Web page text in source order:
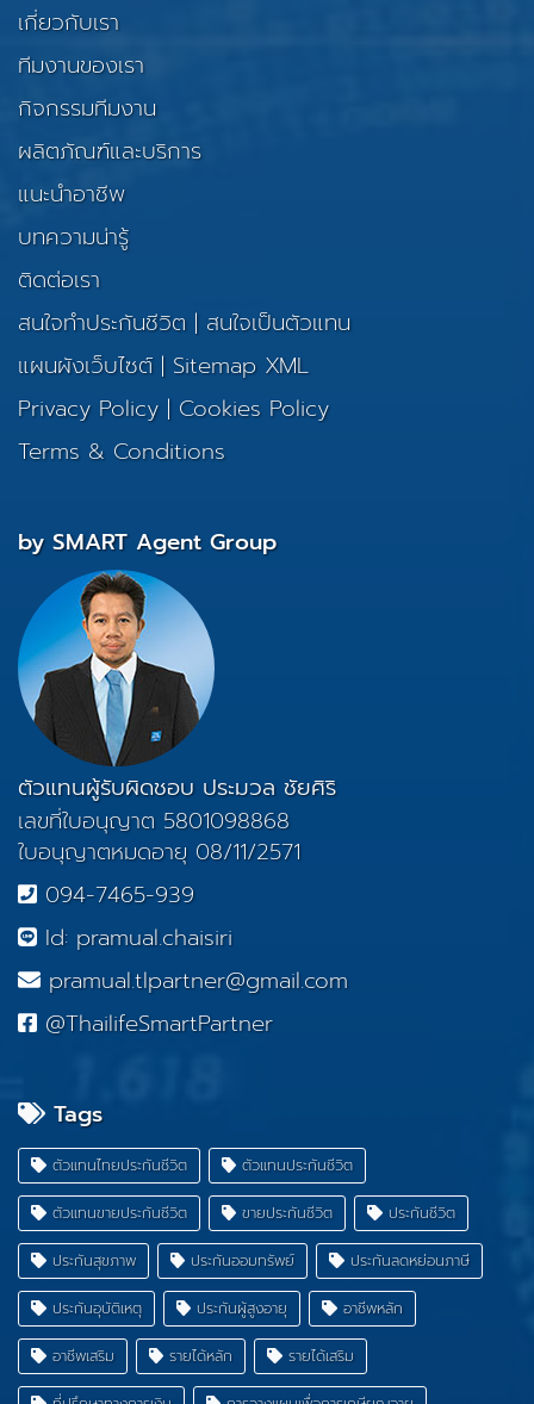
เกี่ยวกับเรา
ทีมงานของเรา
กิจกรรมทีมงาน
ผลิตภัณฑ์และบริการ
แนะนำอาชีพ
บทความน่ารู้
ติดต่อเรา
สนใจทำประกันชีวิต | สนใจเป็นตัวแทน
แผนผังเว็บไซต์| Sitemap XML
Privacy Policy | Cookies Policy
Terms & Conditions
by SMART Agent Group
ตัวแทนผู้รับผิดชอบ ประมวล ชัยศิริ
เลขที่ใบอนุญาต 5801098868
ใบอนุญาตหมดอายุ 08/11/2571
094-7465-939
Id: pramual.chaisiri
pramual.tlpartner@gmail.com
@ThailifeSmartPartner
Tags
ตัวแทนไทยประกันชีวิต ตัวแทนประกันชีวิต
ตัวแทนขายประกันชีวิต ขายประกันชีวิต ประกันชีวิต
ประกันสุขภาพ ประกันออมทรัพย์ ประกันลดหย่อนภาษี
ประกันอุบัติเหตุ ประกันผู้สูงอายุ อาชีพหลัก
อาชีพเสริม รายได้หลัก รายได้เสริม